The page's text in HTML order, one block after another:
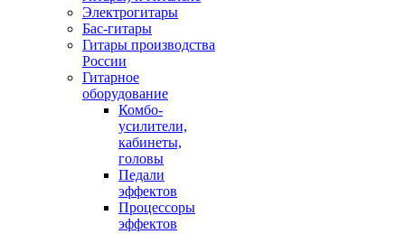
Электрогитары
Бас-гитары
Гитары производства
России
Гитарное
оборудование
Комбо-
усилители,
кабинеты,
головы
Педали
эффектов
Процессоры
эффектов